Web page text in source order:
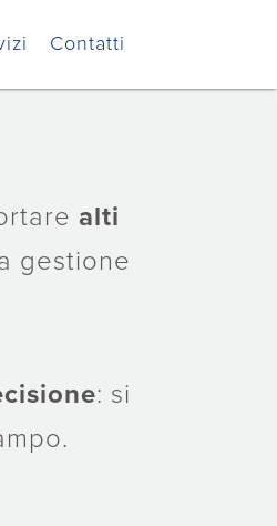
Contatti
alti
gestione
: si